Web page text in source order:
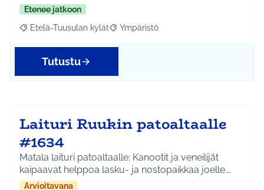
Etenee jatkoon
Rajaa tulokset aihepiirin mukaan: Etelä-Tuusulan kylät
Etelä-Tuusulan kylät Rajaa tulokset teeman mukaan:
Ympäristö
Tutustu
Laituri Ruukin patoaltaalle
#1634
Matala laituri patoaltaalle: Kanootit ja veneilijät
kaipaavat helppoa lasku- ja nostopaikkaa joelle.…
Arvioitavana